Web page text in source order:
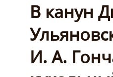
В канун
И. А.